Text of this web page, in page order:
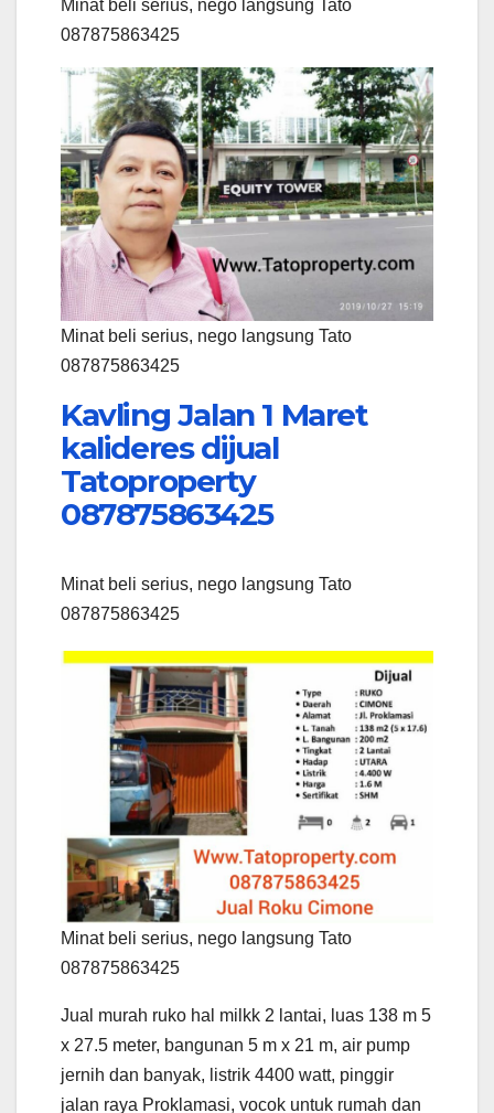
Minat beli serius, nego langsung Tato
087875863425
Minat beli serius, nego langsung Tato
087875863425
Kavling Jalan 1 Maret
kalideres dijual
Tatoproperty
087875863425
Minat beli serius, nego langsung Tato
087875863425
Minat beli serius, nego langsung Tato
087875863425
Jual murah ruko hal milkk 2 lantai, luas 138 m 5
x 27.5 meter, bangunan 5 m x 21 m, air pump
jernih dan banyak, listrik 4400 watt, pinggir
jalan raya Proklamasi, vocok untuk rumah dan